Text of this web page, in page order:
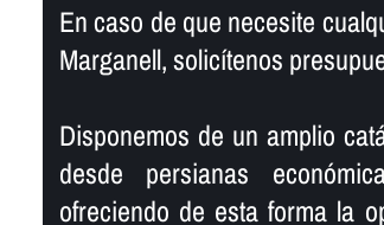
En caso de que necesite
Marganell, solicí­tenos
Disponemos de un amplio
desde persianas
ofreciendo de esta forma la